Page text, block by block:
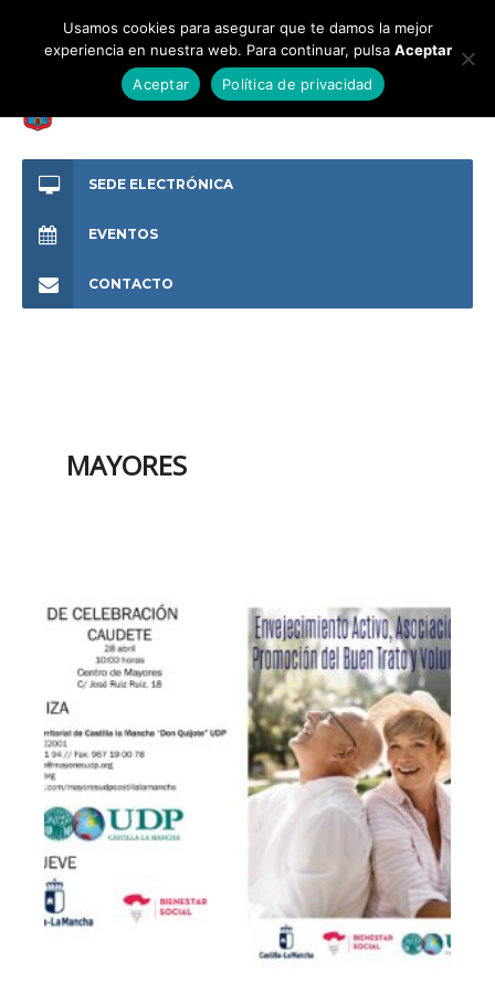
SEDE ELECTRÓNICA
EVENTOS
CONTACTO
MAYORES
Usamos cookies para asegurar que te damos la mejor
experiencia en nuestra web. Para continuar, pulsa Aceptar
Aceptar
Política de privacidad